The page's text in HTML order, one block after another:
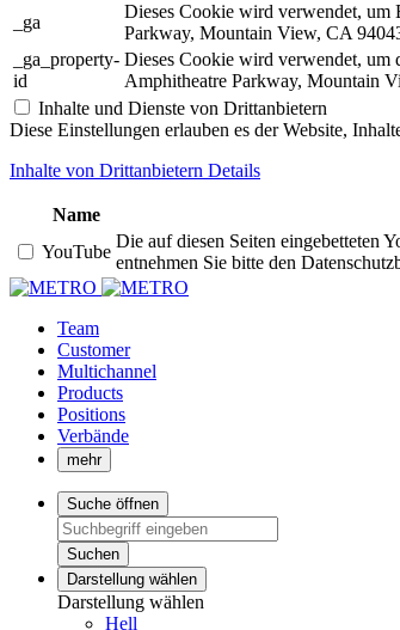
_ga
Dieses Cookie wird verwendet, um
Parkway, Mountain View, CA
_ga_property-
id
Dieses Cookie wird verwendet, um
Amphitheatre Parkway, Mountain
Inhalte und Dienste von Drittanbietern
Diese Einstellungen erlauben es der Website,
Inhalte von Drittanbietern Details
Name
YouTube
Die auf diesen Seiten eingebetteten
entnehmen Sie bitte den
Team
Customer
Multichannel
Products
Positions
Verbände
mehr
Suche öffnen
Suchen
Darstellung wählen
Darstellung wählen
Hell